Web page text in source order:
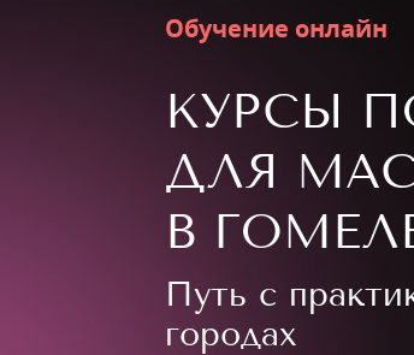
Обучение онлайн
КУРСЫ
ДЛЯ
В
Путь с
городах